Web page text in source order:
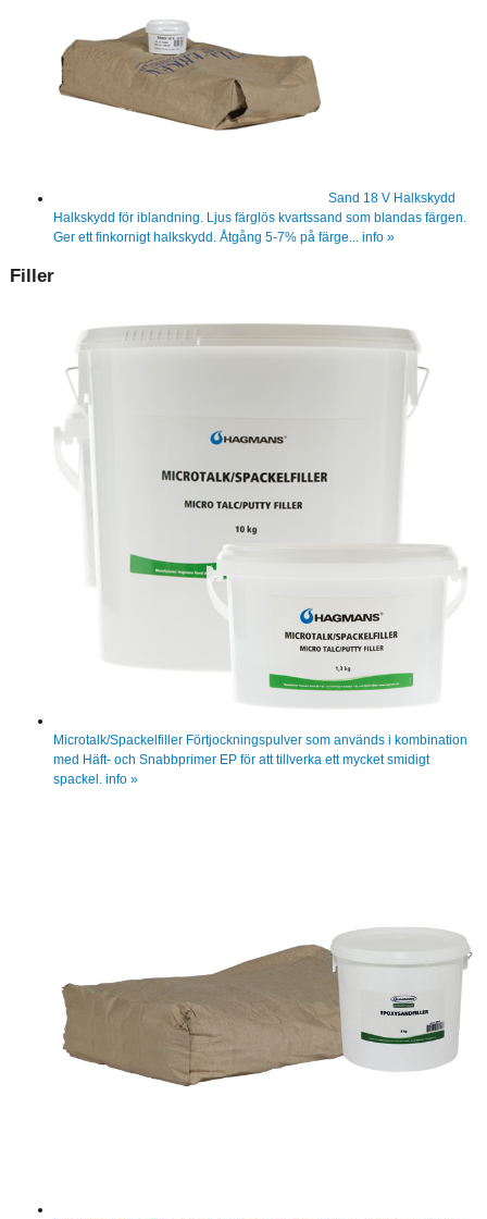
Sand 18 V Halkskydd
Halkskydd för iblandning. Ljus färglös kvartssand som blandas färgen.
Ger ett finkornigt halkskydd. Åtgång 5-7% på färge...
info »
Filler
Microtalk/Spackelfiller Förtjockningspulver som används i kombination
med Häft- och Snabbprimer EP för att tillverka ett mycket smidigt
spackel. info »